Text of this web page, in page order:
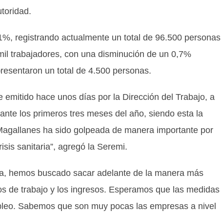
registrando actualmente un total de 96.500 personas
trabajadores, con una disminución de un 0,7%
un total de 4.500 personas.
hace unos días por la Dirección del Trabajo, a
los primeros tres meses del año, siendo esta la
ha sido golpeada de manera importante por
sanitaria”, agregó la Seremi.
hemos buscado sacar adelante de la manera más
de trabajo y los ingresos. Esperamos que las medidas
Sabemos que son muy pocas las empresas a nivel